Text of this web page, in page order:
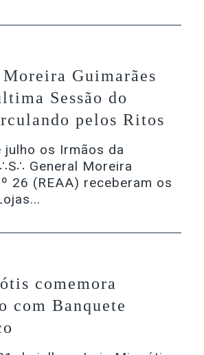
Guimarães
Sessão do
pelos Ritos
julho os Irmãos da
General Moreira
26 (REAA) receberam os
comemora
com Banquete